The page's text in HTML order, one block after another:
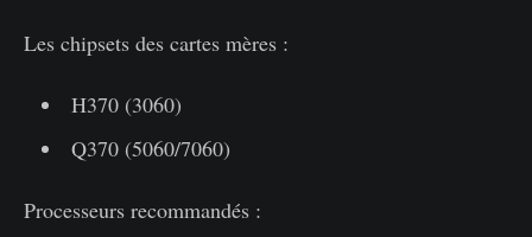
Les chipsets des cartes mères :
H370 (3060)
Q370 (5060/7060)
Processeurs recommandés :